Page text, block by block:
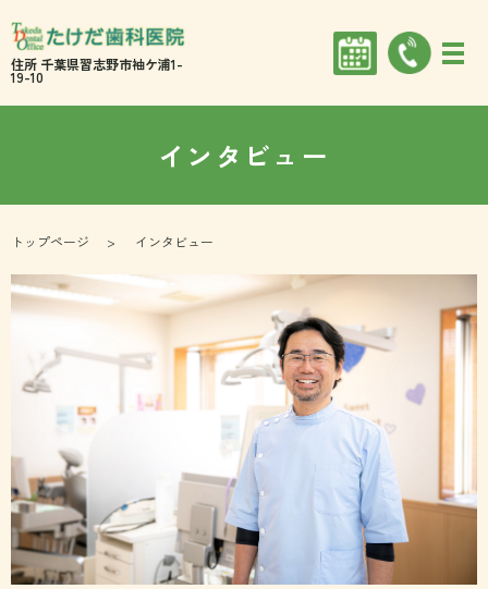
住所 千葉県習志野市袖ケ浦1-
19-10
インタビュー
トップページ インタビュー